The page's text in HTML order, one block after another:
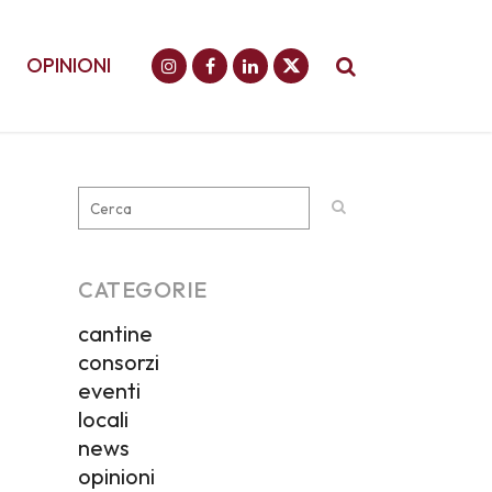
OPINIONI
CATEGORIE
cantine
consorzi
eventi
locali
news
opinioni